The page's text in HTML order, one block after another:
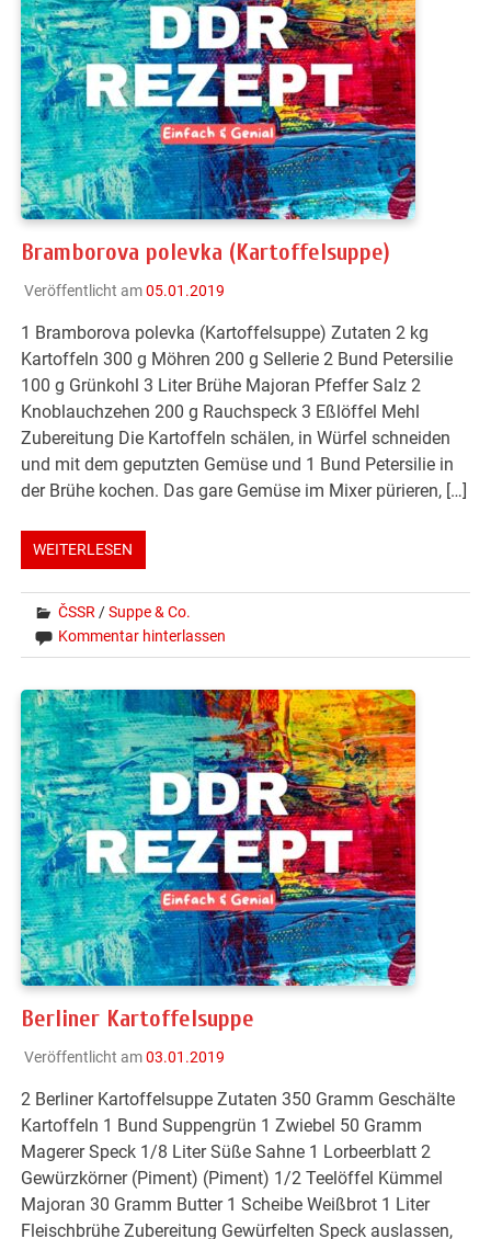
Bramborova polevka (Kartoffelsuppe)
Veröffentlicht am05.01.2019
1 Bramborova polevka (Kartoffelsuppe) Zutaten 2 kg
Kartoffeln 300 g Möhren 200 g Sellerie 2 Bund Petersilie
100 g Grünkohl 3 Liter Brühe Majoran Pfeffer Salz 2
Knoblauchzehen 200 g Rauchspeck 3 Eßlöffel Mehl
Zubereitung Die Kartoffeln schälen, in Würfel schneiden
und mit dem geputzten Gemüse und 1 Bund Petersilie in
der Brühe kochen. Das gare Gemüse im Mixer pürieren, […]
WEITERLESEN
ČSSR /Suppe & Co.
Kommentar hinterlassen
Berliner Kartoffelsuppe
Veröffentlicht am03.01.2019
2 Berliner Kartoffelsuppe Zutaten 350 Gramm Geschälte
Kartoffeln 1 Bund Suppengrün 1 Zwiebel 50 Gramm
Magerer Speck 1/8 Liter Süße Sahne 1 Lorbeerblatt 2
Gewürzkörner (Piment) (Piment) 1/2 Teelöffel Kümmel
Majoran 30 Gramm Butter 1 Scheibe Weißbrot 1 Liter
Fleischbrühe Zubereitung Gewürfelten Speck auslassen,